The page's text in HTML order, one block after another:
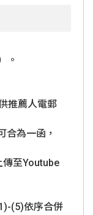
。
推薦人電郵
合為一函，
至Youtube
(5)依序合併